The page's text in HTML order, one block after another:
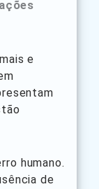
e
humano.
de